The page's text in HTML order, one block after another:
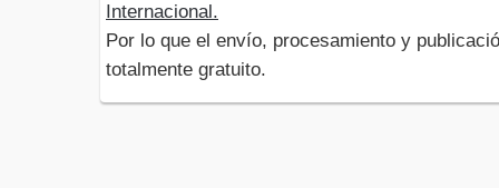
Internacional.
Por lo que el envío, procesamiento y
totalmente gratuito.